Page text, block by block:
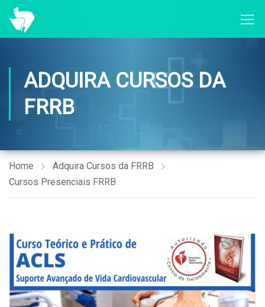
ADQUIRA CURSOS DA
FRRB
Home
Adquira Cursos da FRRB
Cursos Presenciais FRRB